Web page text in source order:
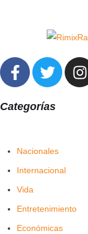
Categorías
Nacionales
Internacional
Vida
Entretenimiento
Económicas